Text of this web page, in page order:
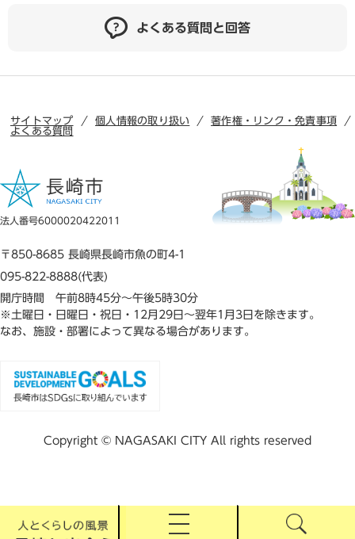
よくある質問と回答
サイトマップ 個人情報の取り扱い
著作権・リンク・免責事項
よくある質問
法人番号6000020422011
〒850-8685 長崎県長崎市魚の町4-1
095-822-8888(代表)
開庁時間 午前8時45分～午後5時30分
※土曜日・日曜日・祝日・12月29日～翌年1月3日を除きます。
なお、施設・部署によって異なる場合があります。
Copyright © NAGASAKI CITY All rights reserved